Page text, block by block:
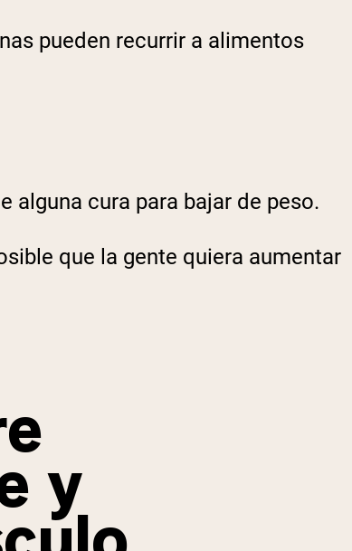
pueden recurrir a alimentos
alguna cura para bajar de peso.
que la gente quiera aumentar
y